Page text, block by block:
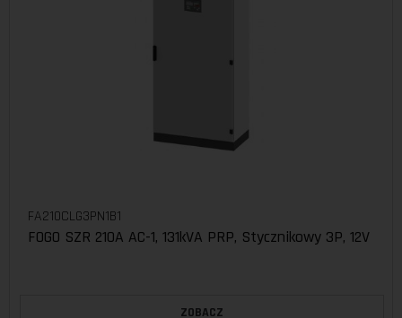
FA210CLG3PN1B1
FOGO SZR 210A AC-1, 131kVA PRP, Stycznikowy 3P, 12V
ZOBACZ